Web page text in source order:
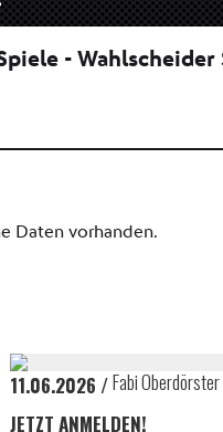
11.06.2026
Fabi Oberdörster
JETZT ANMELDEN!